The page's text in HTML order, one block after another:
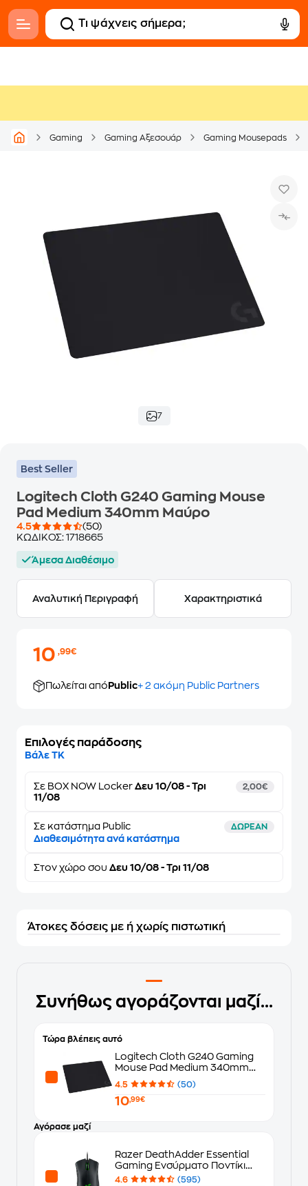
Gaming Gaming Αξεσουάρ Gaming Mousepads
7
Best Seller
Logitech Cloth G240 Gaming Mouse
Pad Medium 340mm Μαύρο
4.5
(50)
ΚΩΔΙΚΟΣ: 1718665
Άμεσα Διαθέσιμο
Αναλυτική Περιγραφή Χαρακτηριστικά
10,99€
Πωλείται από Public+ 2 ακόμη Public Partners
Επιλογές παράδοσης
Βάλε ΤΚ
Σε BOX NOW Locker Δευ 10/08 - Τρι
11/08
2,00€
Σε κατάστημα Public ΔΩΡΕΑΝ
Διαθεσιμότητα ανά κατάστημα
Στον χώρο σου Δευ 10/08 - Τρι 11/08
Άτοκες δόσεις με ή χωρίς πιστωτική
Συνήθως αγοράζονται μαζί...
Τώρα βλέπεις αυτό
Logitech Cloth G240 Gaming
Mouse Pad Medium 340mm
Μαύρο
4.5 (50)
10,99€
Αγόρασε μαζί
Razer DeathAdder Essential
Gaming Ενσύρματο Ποντίκι
Μαύρο
4.6
(595)